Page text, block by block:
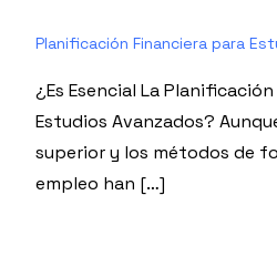
Planificación Financiera para
¿Es Esencial La
Estudios Avanzados?
superior y los métodos de
empleo han […]